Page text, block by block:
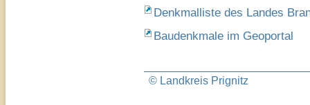
Denkmalliste des Landes
Baudenkmale im Geoportal
© Landkreis Prignitz